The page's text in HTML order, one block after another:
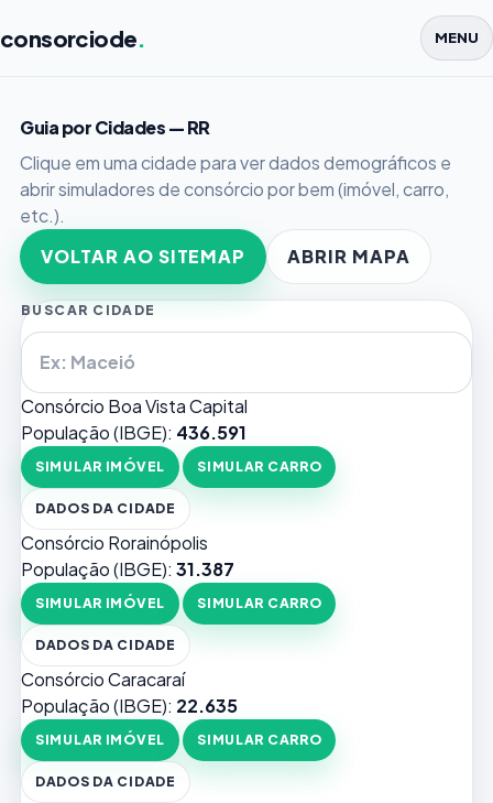
consorciode. MENU
Guia por Cidades — RR
Clique em uma cidade para ver dados demográficos e
abrir simuladores de consórcio por bem (imóvel, carro,
etc.).
VOLTAR AO SITEMAP
ABRIR MAPA
BUSCAR CIDADE
Consórcio Boa VistaCapital
População (IBGE): 436.591
SIMULAR IMÓVEL SIMULAR CARRO
DADOS DA CIDADE
Consórcio Rorainópolis
População (IBGE): 31.387
SIMULAR IMÓVEL SIMULAR CARRO
DADOS DA CIDADE
Consórcio Caracaraí
População (IBGE): 22.635
SIMULAR IMÓVEL SIMULAR CARRO
DADOS DA CIDADE